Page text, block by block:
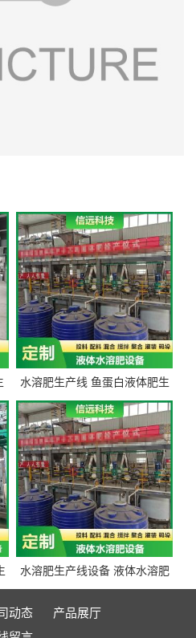
水溶肥生产线 鱼蛋白液体肥生
产设备 氨基酸液态肥全套设备
水溶肥生产线设备 液体水溶肥
生产线 桶装液体水溶肥生产线
设备
动态
产品展厅